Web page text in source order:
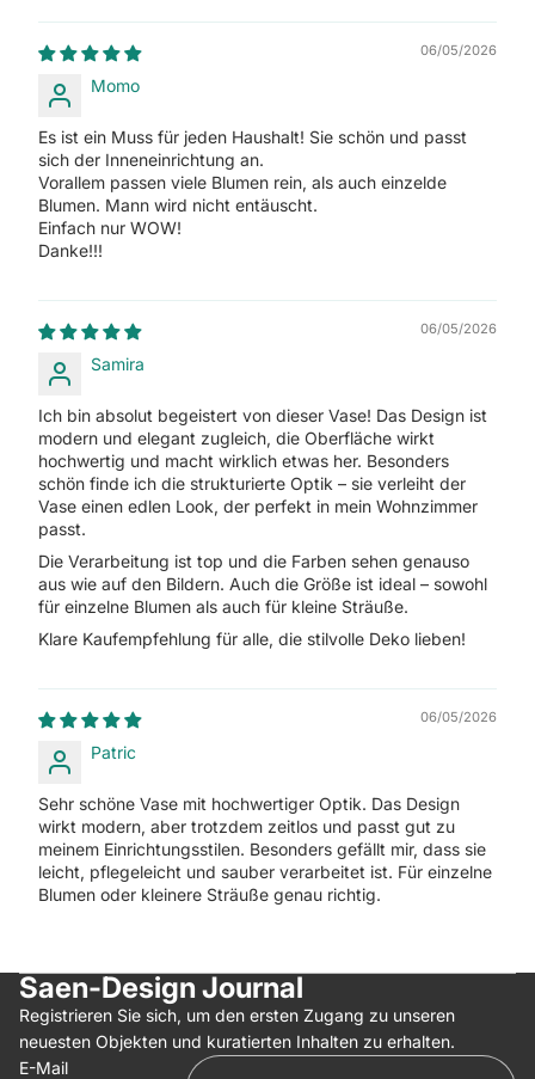
06/05/2026
Momo
Es ist ein Muss für jeden Haushalt! Sie schön und passt
sich der Inneneinrichtung an.
Vorallem passen viele Blumen rein, als auch einzelde
Blumen. Mann wird nicht entäuscht.
Einfach nur WOW!
Danke!!!
06/05/2026
Samira
Ich bin absolut begeistert von dieser Vase! Das Design ist
modern und elegant zugleich, die Oberfläche wirkt
hochwertig und macht wirklich etwas her. Besonders
schön finde ich die strukturierte Optik – sie verleiht der
Vase einen edlen Look, der perfekt in mein Wohnzimmer
passt.
Die Verarbeitung ist top und die Farben sehen genauso
aus wie auf den Bildern. Auch die Größe ist ideal – sowohl
für einzelne Blumen als auch für kleine Sträuße.
Klare Kaufempfehlung für alle, die stilvolle Deko lieben!
06/05/2026
Patric
Sehr schöne Vase mit hochwertiger Optik. Das Design
wirkt modern, aber trotzdem zeitlos und passt gut zu
meinem Einrichtungsstilen. Besonders gefällt mir, dass sie
leicht, pflegeleicht und sauber verarbeitet ist. Für einzelne
Blumen oder kleinere Sträuße genau richtig.
Saen-Design Journal
Registrieren Sie sich, um den ersten Zugang zu unseren
neuesten Objekten und kuratierten Inhalten zu erhalten.
E-Mail